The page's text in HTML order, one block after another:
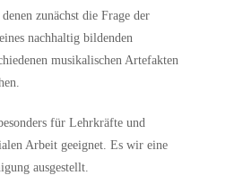
zunächst die Frage der
nachhaltig bildenden
musikalischen Artefakten
für Lehrkräfte und
Arbeit geeignet. Es wir eine
ausgestellt.